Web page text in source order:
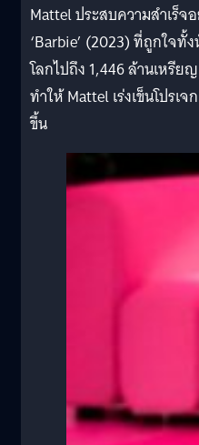
Mattel ประสบความสำเร็
‘Barbie’ (2023) ที่ถูกใจ
โลกไปถึง 1,446 ล้านเหรีย
ทำให้ Mattel เร่งเข็นโปรเ
ขึ้น